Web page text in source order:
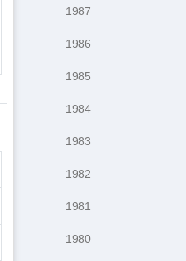
1987
1986
1985
1984
1983
1982
1981
1980